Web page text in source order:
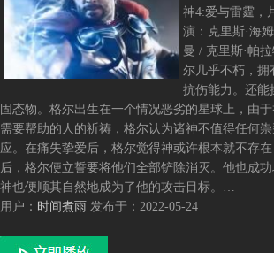
神4:爱与雷霆，
演：克里斯·海
曼 / 克里斯·帕
尔几乎不朽，拥
抗伤能力。还能
固态物。格尔出生在一个情况恶劣的星球上，由
需要帮助的人的祈祷，格尔认为诸神不值得任何
应。在痛失挚爱后，格尔觉得神或许根本就不存
后，格尔便立誓要将他们全部铲除消灭。他也成
神也便顺其自然地成为了他的攻击目标。…
用户： 时间煮雨 发布于：2022-05-24